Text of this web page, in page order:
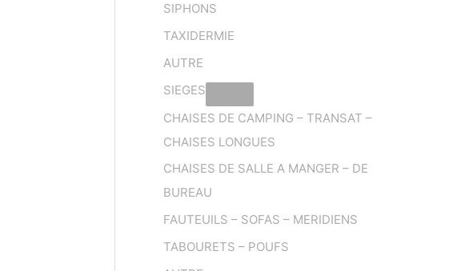
SIPHONS
TAXIDERMIE
AUTRE
SIEGES
CHAISES DE CAMPING – TRANSAT –
CHAISES LONGUES
CHAISES DE SALLE A MANGER – DE
BUREAU
FAUTEUILS – SOFAS – MERIDIENS
TABOURETS – POUFS